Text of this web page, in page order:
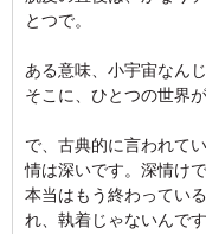
とつで。
ある意味、小宇宙なん
そこに、ひとつの世界
で、古典的に言われて
情は深いです。深情けで
本当はもう終わってい
れ、執着じゃないんです